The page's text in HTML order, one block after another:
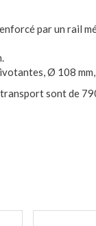
par un rail
Ø 108
sont de